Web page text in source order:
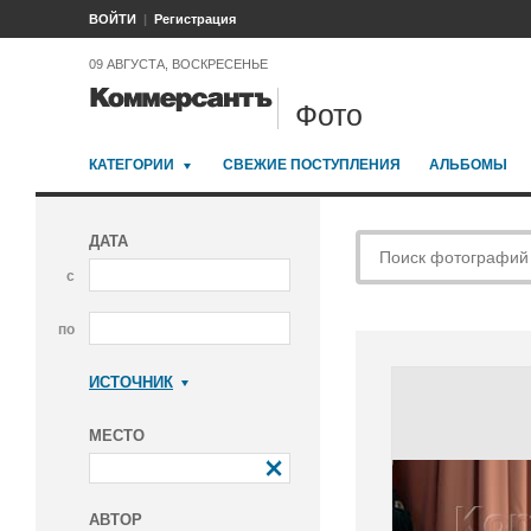
ВОЙТИ Регистрация
09 АВГУСТА, ВОСКРЕСЕНЬЕ
Фото
КАТЕГОРИИ СВЕЖИЕ ПОСТУПЛЕНИЯ АЛЬБОМЫ
ДАТА
с
по
ИСТОЧНИК
МЕСТО
АВТОР